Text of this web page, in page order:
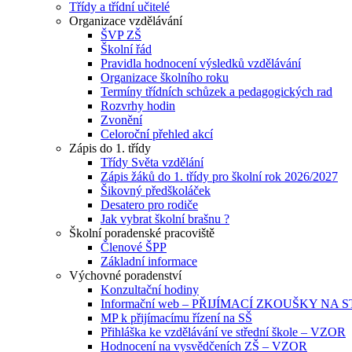
Třídy a třídní učitelé
Organizace vzdělávání
ŠVP ZŠ
Školní řád
Pravidla hodnocení výsledků vzdělávání
Organizace školního roku
Termíny třídních schůzek a pedagogických rad
Rozvrhy hodin
Zvonění
Celoroční přehled akcí
Zápis do 1. třídy
Třídy Světa vzdělání
Zápis žáků do 1. třídy pro školní rok 2026/2027
Šikovný předškoláček
Desatero pro rodiče
Jak vybrat školní brašnu ?
Školní poradenské pracoviště
Členové ŠPP
Základní informace
Výchovné poradenství
Konzultační hodiny
Informační web – PŘIJÍMACÍ ZKOUŠKY NA
MP k přijímacímu řízení na SŠ
Přihláška ke vzdělávání ve střední škole – VZOR
Hodnocení na vysvědčeních ZŠ – VZOR